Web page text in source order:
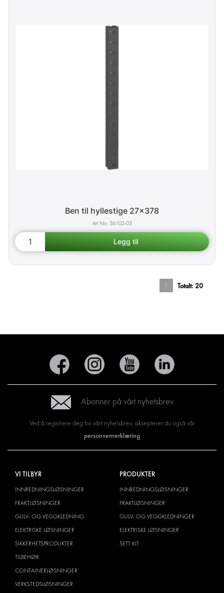
Ben til hyllestige 27x378
56102-03
1 Totalt: 20
Abonner på vårt nyhetsbrev
Ved å registrere deg for vårt nyhetsbrev, aksepterer du også vår
personvernerklæring
VI TILBYR
INNREDNINGSLØSNINGER
FRAKTLØSNINGER
GULV- OG VEGGKLEDNING
ELEKTRISKE LØSNINGER
SIKKERHETSPRODUKTER
TILBEHØR
CONTAINERLØSNINGER
VERKSTEDSLØSNINGER
PRODUKTER
INNREDNINGSLØSNINGER
FRAKTLØSNINGER
GULV- OG VEGGKLEDNINGER
ELEKTRISKE LØSNINGER
SETT KIT